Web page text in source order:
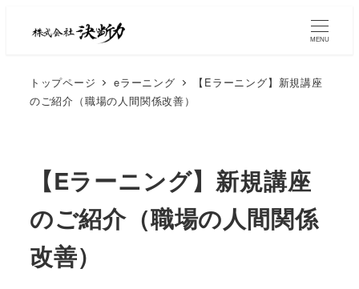
MENU
トップページ eラーニング
【Eラーニング】新規講座
のご紹介（職場の人間関係改善）
【Eラーニング】新規講座
のご紹介（職場の人間関係
改善）